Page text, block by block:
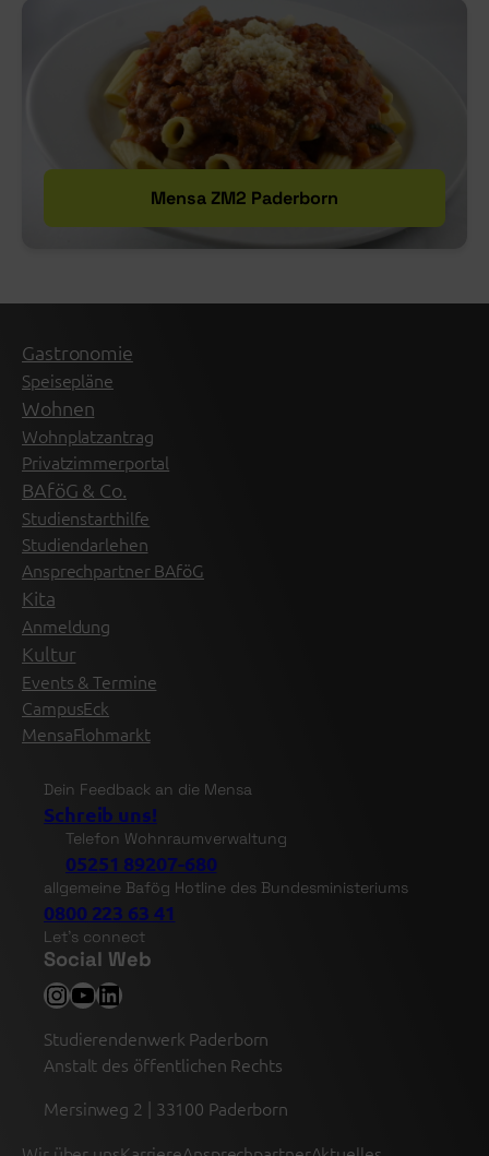
Mensa ZM2 Paderborn
Gastronomie
Speisepläne
Wohnen
Wohnplatzantrag
Privatzimmerportal
BAföG & Co.
Studienstarthilfe
Studiendarlehen
Ansprechpartner BAföG
Kita
Anmeldung
Kultur
Events & Termine
CampusEck
MensaFlohmarkt
Dein Feedback an die Mensa
Schreib uns!
Telefon Wohnraumverwaltung
05251 89207-680
allgemeine Bafög Hotline des Bundesministeriums
0800 223 63 41
Let’s connect
Social Web
Instagram
YouTube
LinkedIn
Studierendenwerk Paderborn
Anstalt des öffentlichen Rechts
Mersinweg 2 | 33100 Paderborn